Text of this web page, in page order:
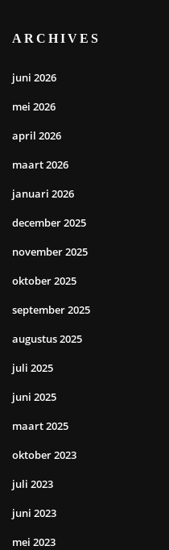
ARCHIVES
juni 2026
mei 2026
april 2026
maart 2026
januari 2026
december 2025
november 2025
oktober 2025
september 2025
augustus 2025
juli 2025
juni 2025
maart 2025
oktober 2023
juli 2023
juni 2023
mei 2023